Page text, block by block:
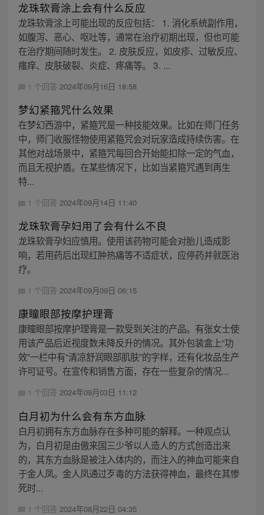
龙珠软膏涂上会有什么反应
龙珠软膏涂上可能出现的反应包括： 1. 消化系统副作用，
如腹泻、恶心、呕吐等，通常在治疗初期出现，但也可能
在治疗期间随时发生。 2. 皮肤反应，如皮疹、过敏反应、
瘙痒、皮肤破裂、炎症、疼痛等。 3. ...
1 个回答 2024年09月16日 18:58
梦幻紧箍咒什么效果
在梦幻西游中，紧箍咒是一种技能效果。比如在师门任务
中，师门收服怪物使用紧箍咒会对玩家造成持续伤害。在
其他对战场景中，紧箍咒每回合开始能扣除一定的气血，
而且无视护盾。在某些情况下，比如当紧箍咒遇到再生
特...
1 个回答 2024年09月14日 11:40
龙珠软膏孕妇用了会有什么不良
龙珠软膏孕妇应慎用。使用该药物可能会对胎儿造成影
响，若用药后出现红肿热痛等不适症状，应停药并就医治
疗。
1 个回答 2024年09月09日 06:15
康瞳眼部按摩护理膏
康瞳眼部按摩护理膏是一款受到关注的产品。有张女士使
用该产品后近视度数未降反升的情况。其外包装盒上“功
效”一栏中有“清凉舒润眼部肌肤”的字样，还有化妆品生产
许可证号。在宣传和销售方面，存在一些复杂的情况...
1 个回答 2024年09月03日 11:12
白月初为什么会有东方血脉
白月初拥有东方血脉存在多种可能的解释。一种观点认
为，白月初是由傲来国三少爷以人造人的方式创造出来
的，其东方血脉是被注入体内的，而注入的神血可能来自
于金人凤。金人凤通过歹毒的方法获得神血，最终在其惨
死时...
1 个回答 2024年08月22日 04:35